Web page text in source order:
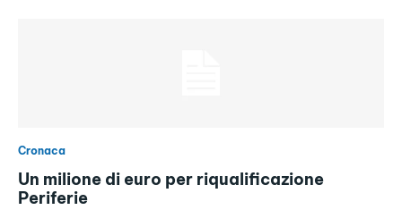
Cronaca
Un milione di euro per riqualificazione
Periferie